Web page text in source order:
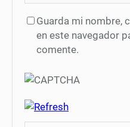
Guarda mi nombre,
en este navegador
comente.